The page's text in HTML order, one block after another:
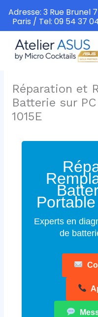
contenu
Réparation et
Batterie sur
1015E
Experts en
de
Adresse: 3 Rue Brunel
Paris / Tel: 09 54 37